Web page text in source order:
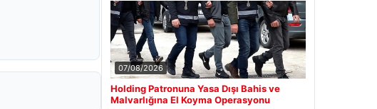
07/08/2026
Holding Patronuna Yasa Dışı Bahis ve
Malvarlığına El Koyma Operasyonu